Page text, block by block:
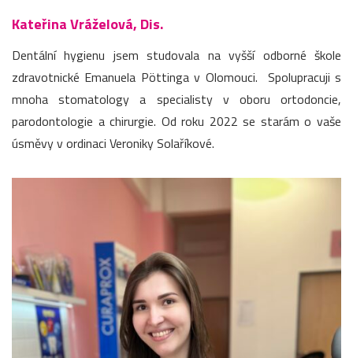
Kateřina Vráželová, Dis.
Dentální hygienu jsem studovala na vyšší odborné škole
zdravotnické Emanuela Pöttinga v Olomouci. Spolupracuji s
mnoha stomatology a specialisty v oboru ortodoncie,
parodontologie a chirurgie. Od roku 2022 se starám o vaše
úsměvy v ordinaci Veroniky Solaříkové.